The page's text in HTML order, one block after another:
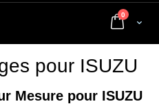
Cart
0 articles
pour ISUZU
Mesure pour ISUZU